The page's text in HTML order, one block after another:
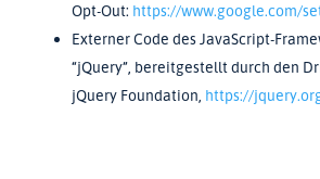
Opt-Out: https://www.google.com/
Externer Code des JavaScript-
“jQuery”, bereitgestellt durch den
jQuery Foundation, https://